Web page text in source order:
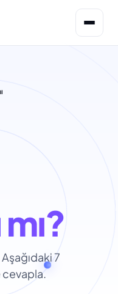
Aşağıdaki 7
cevapla.